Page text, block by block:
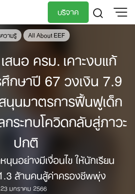
บริจาค
วามรู้ All About EEF
นอ ครม. เคาะงบแก้
กษาปี 67 วงเงิน 7.9
นมาตรการฟื้นฟูเด็ก
ระทบโควิดกลับสู่ภาวะ
ปกติ
นอย่างมีเงื่อนไข ให้นักเรียน
ล้านคนสู้ค่าครองชีพพุ่ง
23 มกราคม 2566